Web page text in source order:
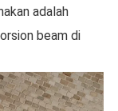
adalah
beam di